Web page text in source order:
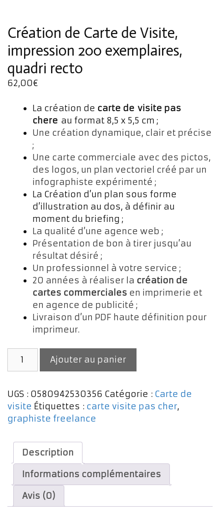
Création de Carte de Visite,
impression 200 exemplaires,
quadri recto
62,00€
La création de carte de visite pas
chere au format 8,5 x 5,5 cm ;
Une création dynamique, clair et précise
;
Une carte commerciale avec des pictos,
des logos, un plan vectoriel créé par un
infographiste expérimenté ;
La Création d’un plan sous forme
d’illustration au dos, à définir au
moment du briefing ;
La qualité d’une agence web ;
Présentation de bon à tirer jusqu’au
résultat désiré ;
Un professionnel à votre service ;
20 années à réaliser la création de
cartes commerciales en imprimerie et
en agence de publicité ;
Livraison d’un PDF haute définition pour
imprimeur.
quantité
de
Carte
de
impression
200
exemplaires,
quadri
recto
Ajouter au panier
UGS : 0580942530356 Catégorie : Carte de
visite Étiquettes : carte visite pas cher,
graphiste freelance
Description
Informations complémentaires
Avis (0)